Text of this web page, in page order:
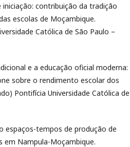
iniciação: contribuição da tradição
escolas de Moçambique.
Católica de São Paulo –
e a educação oficial moderna:
sobre o rendimento escolar dos
Pontifícia Universidade Católica de
espaços-tempos de produção de
em Nampula-Moçambique.